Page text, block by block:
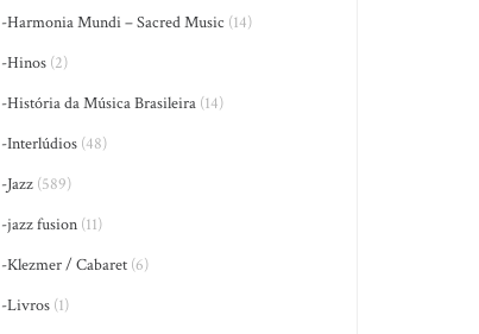
-Harmonia Mundi – Sacred Music (14)
-Hinos (2)
-História da Música Brasileira (14)
-Interlúdios (48)
-Jazz (589)
-jazz fusion (11)
-Klezmer / Cabaret (6)
-Livros (1)